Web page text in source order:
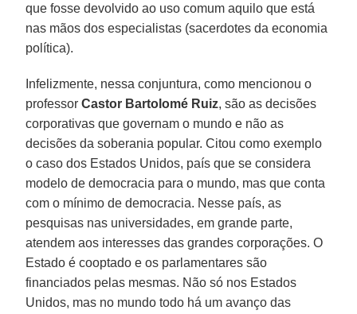
que fosse devolvido ao uso comum aquilo que está
nas mãos dos especialistas (sacerdotes da economia
política).
Infelizmente, nessa conjuntura, como mencionou o
professorCastor Bartolomé Ruiz, são as decisões
corporativas que governam o mundo e não as
decisões da soberania popular. Citou como exemplo
o caso dos Estados Unidos, país que se considera
modelo de democracia para o mundo, mas que conta
com o mínimo de democracia. Nesse país, as
pesquisas nas universidades, em grande parte,
atendem aos interesses das grandes corporações. O
Estado é cooptado e os parlamentares são
financiados pelas mesmas. Não só nos Estados
Unidos, mas no mundo todo há um avanço das